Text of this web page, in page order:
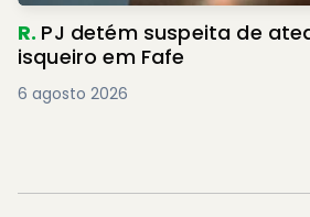
R. PJ detém suspeita de
isqueiro em Fafe
6 agosto 2026